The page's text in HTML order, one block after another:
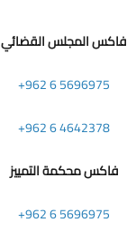
فاكس المجلس القضائي
+962 6 5696975
+962 6 4642378
فاكس محكمة التمييز
+962 6 5696975